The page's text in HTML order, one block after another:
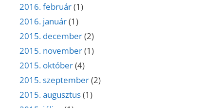
2016. február(1)
2016. január(1)
2015. december(2)
2015. november(1)
2015. október(4)
2015. szeptember(2)
2015. augusztus(1)